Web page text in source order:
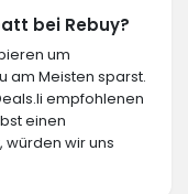
bei Rebuy?
um
am Meisten sparst.
empfohlenen
einen
würden wir uns